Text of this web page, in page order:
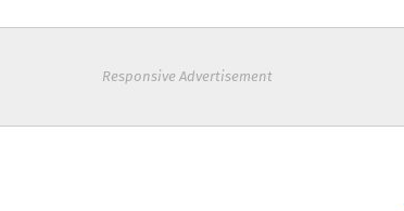
Responsive Advertisement